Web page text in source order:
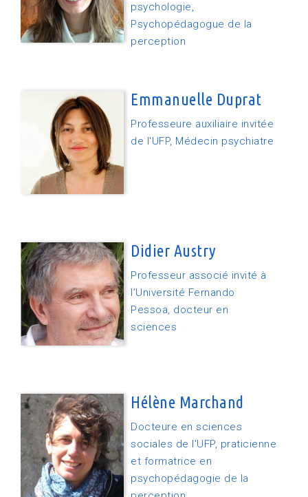
psychologie,
Psychopédagogue de la
perception
Emmanuelle Duprat
Professeure auxiliaire invitée
de l'UFP, Médecin psychiatre
Didier Austry
Professeur associé invité à
l’Université Fernando
Pessoa, docteur en
sciences
Hélène Marchand
Docteure en sciences
sociales de l'UFP, praticienne
et formatrice en
psychopédagogie de la